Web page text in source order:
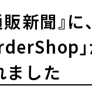
新聞』に
ました